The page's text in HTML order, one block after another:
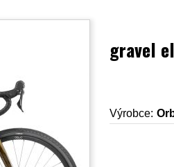
gravel
Výrobce: